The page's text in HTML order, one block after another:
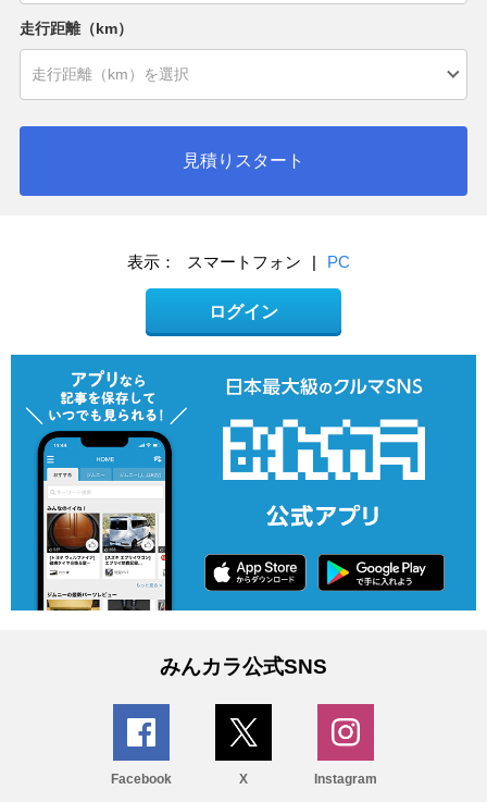
走行距離（km）
見積りスタート
表示： スマートフォン | PC
ログイン
みんカラ公式SNS
Facebook X Instagram